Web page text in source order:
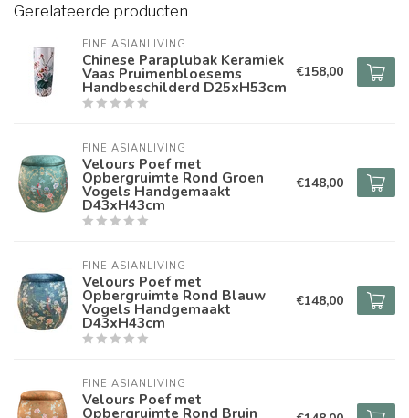
Gerelateerde producten
FINE ASIANLIVING
Chinese Paraplubak Keramiek
Vaas Pruimenbloesems
Handbeschilderd D25xH53cm
€158,00
FINE ASIANLIVING
Velours Poef met
Opbergruimte Rond Groen
Vogels Handgemaakt
D43xH43cm
€148,00
FINE ASIANLIVING
Velours Poef met
Opbergruimte Rond Blauw
Vogels Handgemaakt
D43xH43cm
€148,00
FINE ASIANLIVING
Velours Poef met
Opbergruimte Rond Bruin